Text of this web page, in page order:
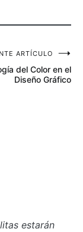
ARTÍCULO
del Color en el
Diseño Gráfico
estarán